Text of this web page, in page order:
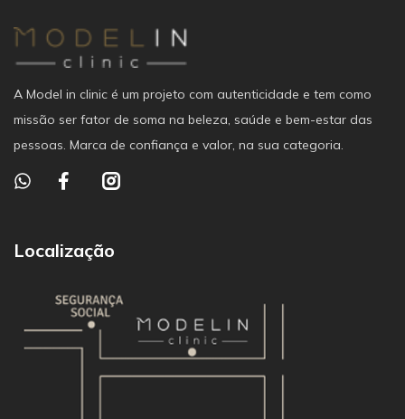
A Model in clinic é um projeto com autenticidade e tem como
missão ser fator de soma na beleza, saúde e bem-estar das
pessoas. Marca de confiança e valor, na sua categoria.
Localização
Login
Criar uma conta